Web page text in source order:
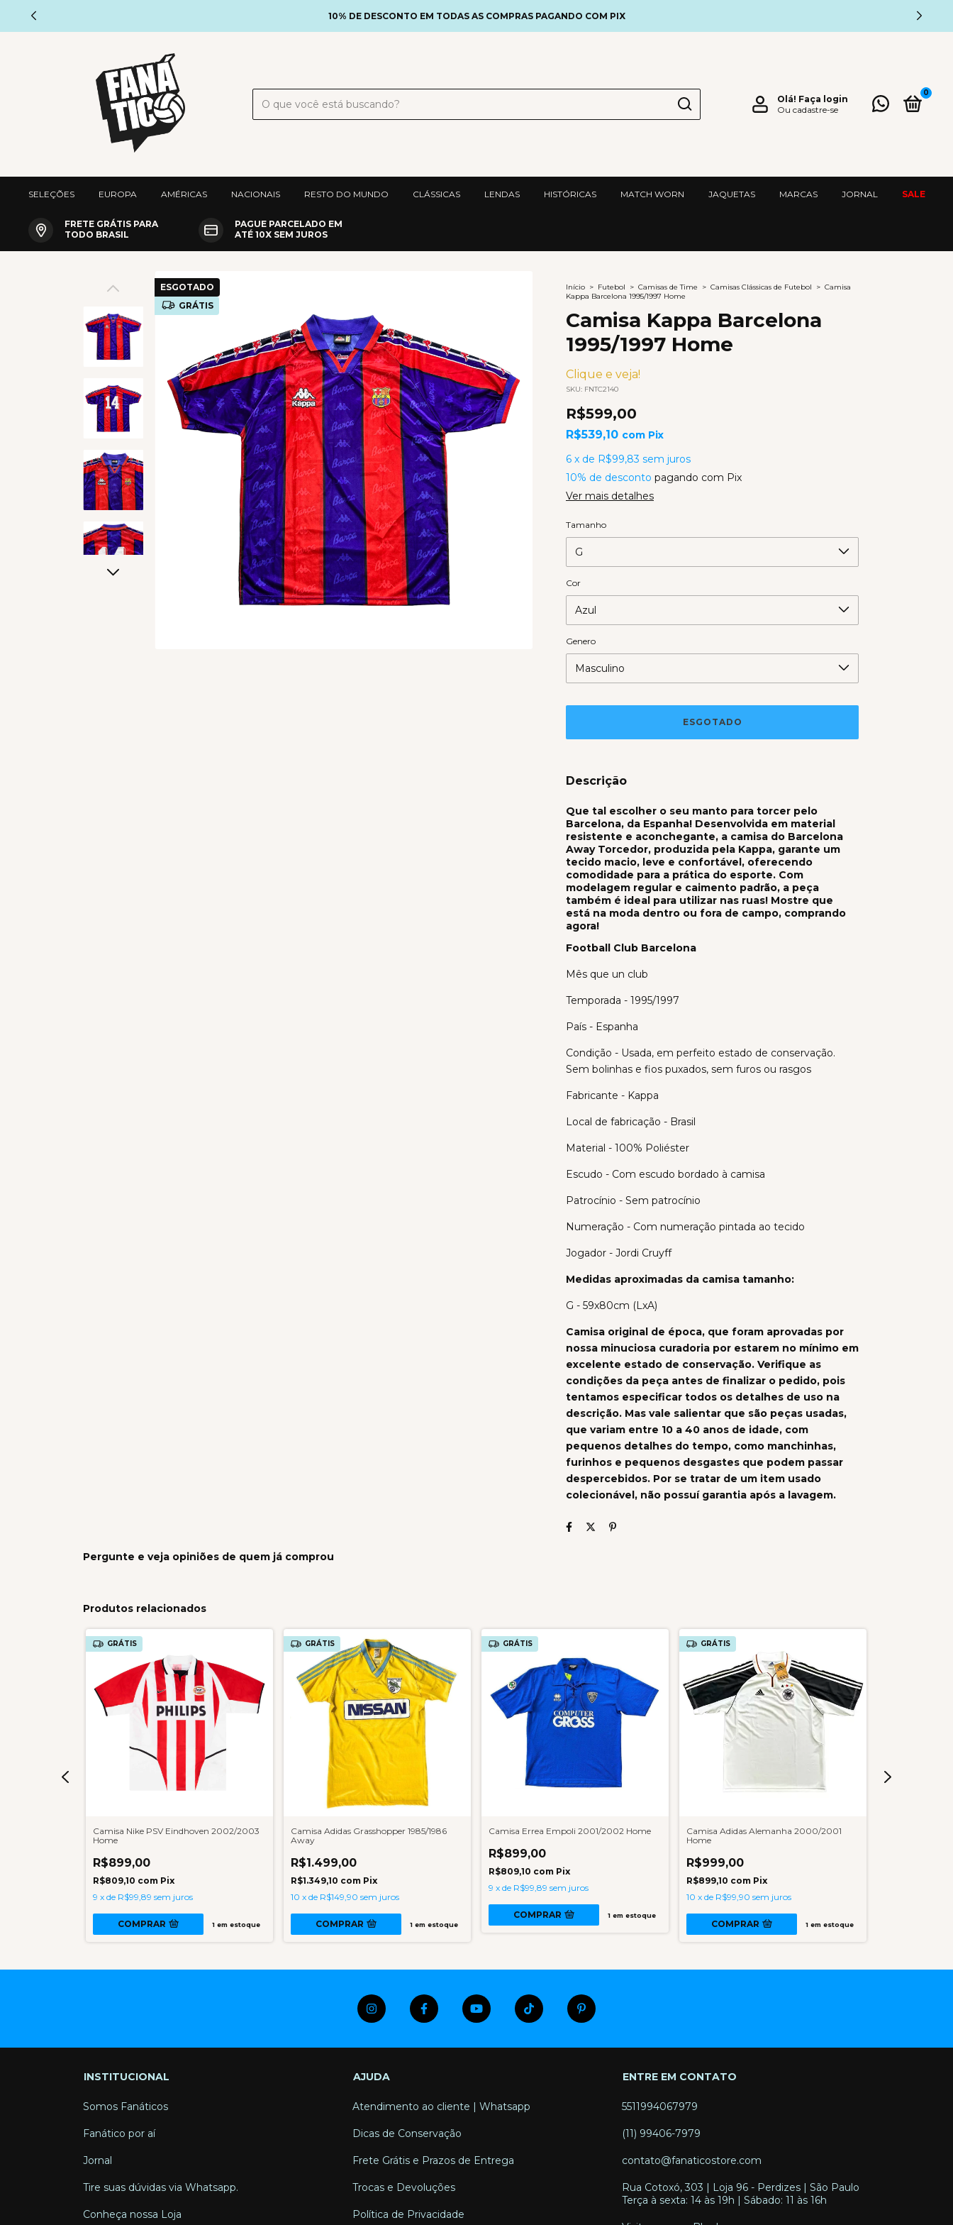
10% DE DESCONTO EM TODAS AS COMPRAS PAGANDO COM PIX
Olá! Faça login
Ou cadastre-se
0
SELEÇÕES EUROPA AMÉRICAS NACIONAIS RESTO DO MUNDO CLÁSSICAS LENDAS HISTÓRICAS MATCH WORN JAQUETAS MARCAS JORNAL SALE
FRETE GRÁTIS PARA
TODO BRASIL
PAGUE PARCELADO EM
ATÉ 10X SEM JUROS
ESGOTADO
GRÁTIS
Início > Futebol > Camisas de Time > Camisas Clássicas de Futebol > Camisa
Kappa Barcelona 1995/1997 Home
Camisa Kappa Barcelona
1995/1997 Home
Clique e veja!
SKU: FNTC2140
R$599,00
R$539,10 com Pix
6 x de R$99,83 sem juros
10% de desconto pagando com Pix
Ver mais detalhes
Tamanho
Cor
Genero
Descrição
Que tal escolher o seu manto para torcer pelo
Barcelona, da Espanha! Desenvolvida em material
resistente e aconchegante, a camisa do Barcelona
Away Torcedor, produzida pela Kappa, garante um
tecido macio, leve e confortável, oferecendo
comodidade para a prática do esporte. Com
modelagem regular e caimento padrão, a peça
também é ideal para utilizar nas ruas! Mostre que
está na moda dentro ou fora de campo, comprando
agora!
Football Club Barcelona
Mês que un club
Temporada - 1995/1997
País - Espanha
Condição - Usada, em perfeito estado de conservação.
Sem bolinhas e fios puxados, sem furos ou rasgos
Fabricante - Kappa
Local de fabricação - Brasil
Material - 100% Poliéster
Escudo - Com escudo bordado à camisa
Patrocínio - Sem patrocínio
Numeração - Com numeração pintada ao tecido
Jogador - Jordi Cruyff
Medidas aproximadas da camisa tamanho:
G - 59x80cm (LxA)
Camisa original de época, que foram aprovadas por
nossa minuciosa curadoria por estarem no mínimo em
excelente estado de conservação. Verifique as
condições da peça antes de finalizar o pedido, pois
tentamos especificar todos os detalhes de uso na
descrição. Mas vale salientar que são peças usadas,
que variam entre 10 a 40 anos de idade, com
pequenos detalhes do tempo, como manchinhas,
furinhos e pequenos desgastes que podem passar
despercebidos. Por se tratar de um item usado
colecionável, não possuí garantia após a lavagem.
Pergunte e veja opiniões de quem já comprou
Produtos relacionados
GRÁTIS
Camisa Nike PSV Eindhoven 2002/2003
Home
R$899,00
R$809,10 com Pix
9 x de R$99,89 sem juros
COMPRAR 1em estoque
GRÁTIS
Camisa Adidas Grasshopper 1985/1986
Away
R$1.499,00
R$1.349,10 com Pix
10 x de R$149,90 sem juros
COMPRAR 1em estoque
GRÁTIS
Camisa Errea Empoli 2001/2002 Home
R$899,00
R$809,10 com Pix
9 x de R$99,89 sem juros
COMPRAR 1em estoque
GRÁTIS
Camisa Adidas Alemanha 2000/2001
Home
R$999,00
R$899,10 com Pix
10 x de R$99,90 sem juros
COMPRAR 1em estoque
INSTITUCIONAL
Somos Fanáticos
Fanático por aí
Jornal
Tire suas dúvidas via Whatsapp.
Conheça nossa Loja
AJUDA
Atendimento ao cliente | Whatsapp
Dicas de Conservação
Frete Grátis e Prazos de Entrega
Trocas e Devoluções
Política de Privacidade
ENTRE EM CONTATO
5511994067979
(11) 99406-7979
contato@fanaticostore.com
Rua Cotoxó, 303 | Loja 96 - Perdizes | São Paulo
Terça à sexta: 14 às 19h | Sábado: 11 às 16h